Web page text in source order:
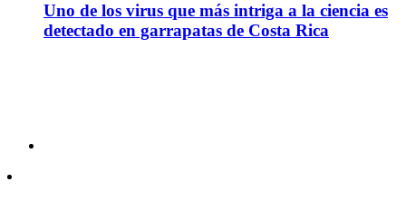
Uno de los virus que más intriga a la ciencia es
detectado en garrapatas de Costa Rica